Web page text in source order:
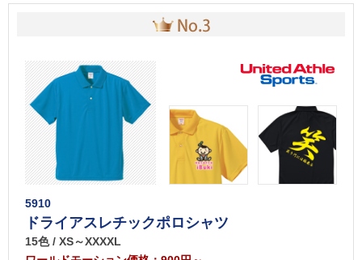
5910
ドライアスレチックポロシャツ
15色 / XS～XXXXL